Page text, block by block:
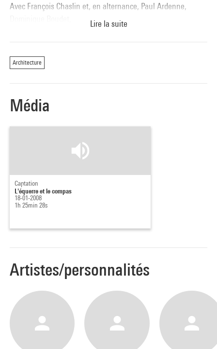
Avec François Chaslin et, en alternance, Paul Ardenne,
François Lamarre,
Sophie Trelcat, Philippe Trétiack.
Lire la suite
Architecture
Média
Captation
L'équerre et le compas
18-01-2008
1h 25min 28s
Artistes/personnalités